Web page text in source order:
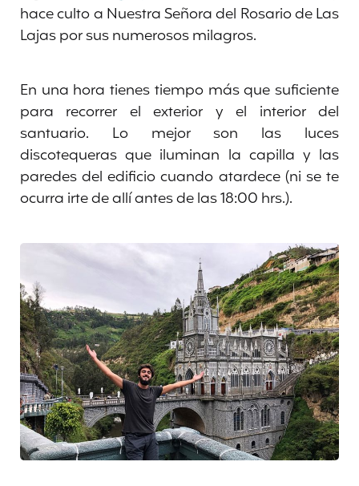
hace culto a Nuestra Señora del Rosario de Las
Lajas por sus numerosos milagros.
En una hora tienes tiempo más que suficiente
para recorrer el exterior y el interior del
santuario. Lo mejor son las luces
discotequeras que iluminan la capilla y las
paredes del edificio cuando atardece (ni se te
ocurra irte de allí antes de las 18:00 hrs.).